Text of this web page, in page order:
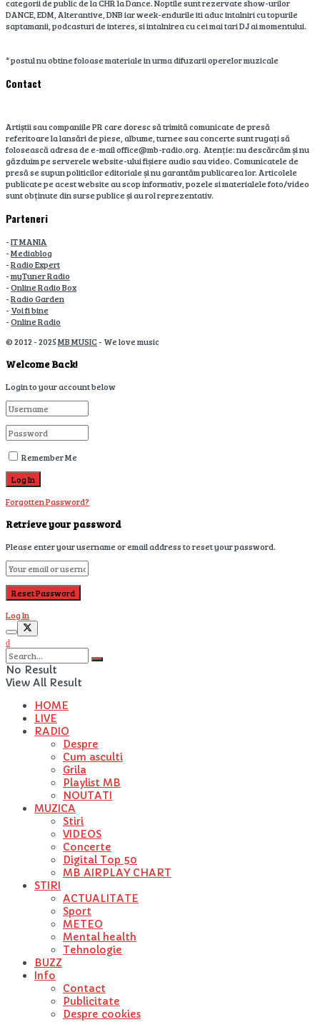
categorii de public de la CHR la Dance. Noptile sunt rezervate show-urilor
DANCE, EDM, Alterantive, DNB iar week-endurile iti aduc intalniri cu topurile
saptamanii, podcasturi de interes, si intalnirea cu cei mai tari DJ ai momentului.
* postul nu obtine foloase materiale in urma difuzarii operelor muzicale
Contact
Artiștii sau companiile PR care doresc să trimită comunicate de presă
referitoare la lansări de piese, albume, turnee sau concerte sunt rugați să
folosească adresa de e-mail office@mb-radio.org. Atenție: nu descărcăm și nu
găzduim pe serverele website-ului fișiere audio sau video. Comunicatele de
presă se supun politicilor editoriale și nu garantăm publicarea lor. Articolele
publicate pe acest website au scop informativ, pozele si materialele foto/video
sunt obținute din surse publice și au rol reprezentativ.
Parteneri
-IT MANIA
-Mediablog
-Radio Expert
-myTuner Radio
-Online Radio Box
-Radio Garden
- Voi fi bine
-Online Radio
© 2012 - 2025MB MUSIC- We love music
Welcome Back!
Login to your account below
Remember Me
Forgotten Password?
Retrieve your password
Please enter your username or email address to reset your password.
Log In
No Result
View All Result
HOME
LIVE
RADIO
Despre
Cum asculti
Grila
Playlist MB
NOUTATI
MUZICA
Stiri
VIDEOS
Concerte
Digital Top 50
MB AIRPLAY CHART
STIRI
ACTUALITATE
Sport
METEO
Mental health
Tehnologie
BUZZ
Info
Contact
Publicitate
Despre cookies